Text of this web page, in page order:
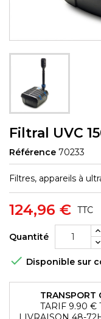
Filtral UVC
Référence 70233
Filtres, appareils à
124,96 € TTC
Quantité
 Disponible sur
TRANSPORT
TARIF 9.90 €